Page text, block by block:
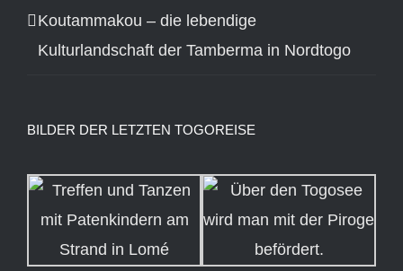
Koutammakou – die lebendige
Kulturlandschaft der Tamberma in Nordtogo
BILDER DER LETZTEN TOGOREISE